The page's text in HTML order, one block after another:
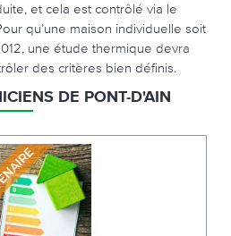
et cela est contrôlé via le
qu’une maison individuelle soit
une étude thermique devra
des critères bien définis.
DE PONT-D'AIN